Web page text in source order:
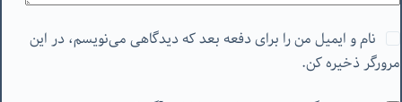
نام و ایمیل من را برای دفعه بعد که دیدگاهی می‌نویسم، در این
مرورگر ذخیره کن.